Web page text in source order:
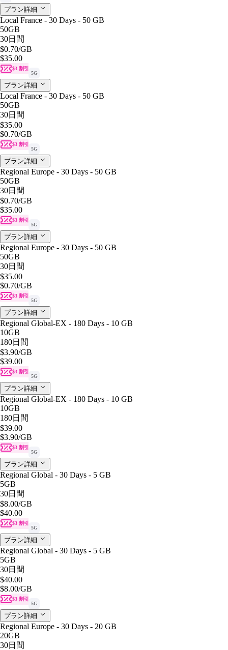
プラン詳細
Local France - 30 Days - 50 GB
50GB
30日間
$0.70/GB
$35.00
$3 割引
5G
プラン詳細
Local France - 30 Days - 50 GB
50GB
30日間
$35.00
$0.70/GB
$3 割引
5G
プラン詳細
Regional Europe - 30 Days - 50 GB
50GB
30日間
$0.70/GB
$35.00
$3 割引
5G
プラン詳細
Regional Europe - 30 Days - 50 GB
50GB
30日間
$35.00
$0.70/GB
$3 割引
5G
プラン詳細
Regional Global-EX - 180 Days - 10 GB
10GB
180日間
$3.90/GB
$39.00
$3 割引
5G
プラン詳細
Regional Global-EX - 180 Days - 10 GB
10GB
180日間
$39.00
$3.90/GB
$3 割引
5G
プラン詳細
Regional Global - 30 Days - 5 GB
5GB
30日間
$8.00/GB
$40.00
$3 割引
5G
プラン詳細
Regional Global - 30 Days - 5 GB
5GB
30日間
$40.00
$8.00/GB
$3 割引
5G
プラン詳細
Regional Europe - 30 Days - 20 GB
20GB
30日間